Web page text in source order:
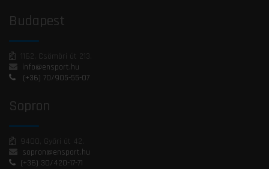
Budapest
1162, Csömöri út 213.
info@ensport.hu
(+36) 70/905-55-07
Sopron
9400, Győri út 42.
sopron@ensport.hu
(+36) 30/420-17-71